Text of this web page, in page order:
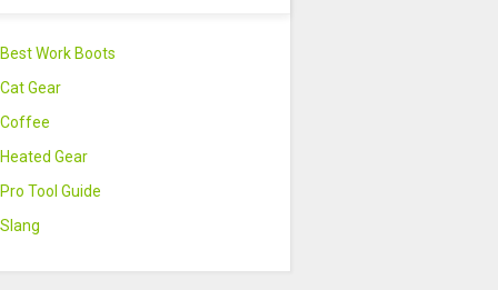
Best Work Boots
Cat Gear
Coffee
Heated Gear
Pro Tool Guide
Slang